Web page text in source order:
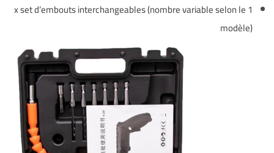
1 x set d’embouts interchangeables (nombre variable selon le
modèle)